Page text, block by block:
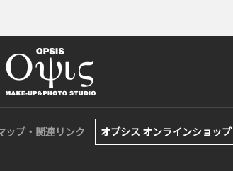
ップ・関連リンク オプシス オンラインショップ